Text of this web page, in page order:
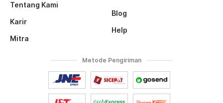
Tentang Kami
Karir
Mitra
Blog
Help
Metode Pengiriman